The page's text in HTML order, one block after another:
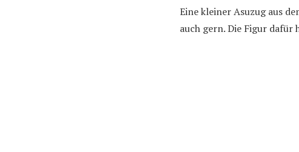
Eine kleiner Asuzug aus
auch gern. Die Figur dafür